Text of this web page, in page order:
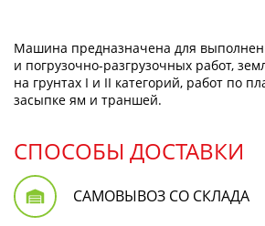
Машина предназначена для
и погрузочно-разгрузочных работ,
на грунтах I и II категорий, работ по
засыпке ям и траншей.
СПОСОБЫ ДОСТАВКИ
САМОВЫВОЗ СО СКЛАДА